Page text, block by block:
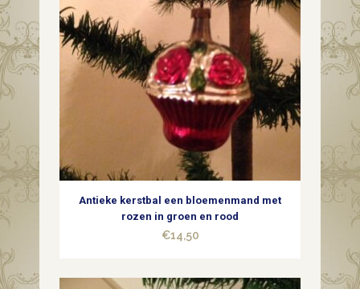
Antieke kerstbal een bloemenmand met
rozen in groen en rood
€14,50